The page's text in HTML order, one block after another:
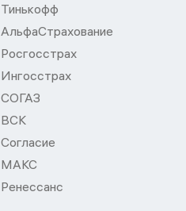
Тинькофф
АльфаСтрахование
Росгосстрах
Ингосстрах
СОГАЗ
ВСК
Согласие
МАКС
Ренессанс